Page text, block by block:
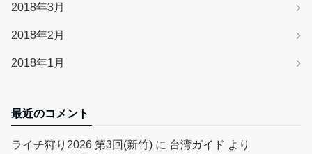
2018年3月
2018年2月
2018年1月
最近のコメント
ライチ狩り2026 第3回(新竹) に 台湾ガイド より